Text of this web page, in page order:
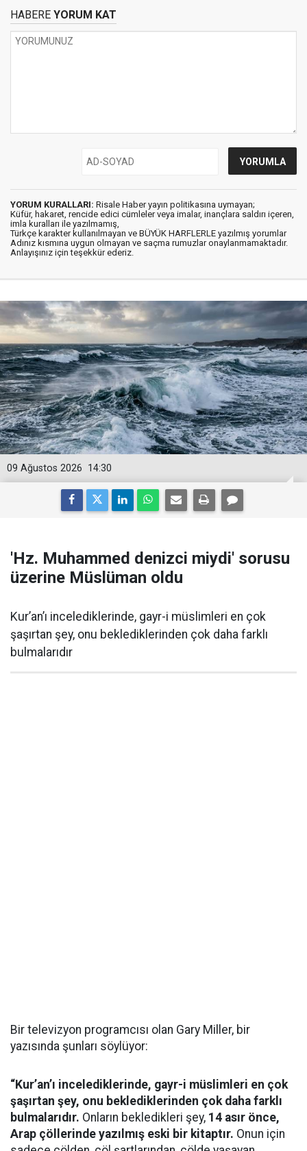
HABERE YORUM KAT
YORUM KURALLARI: Risale Haber yayın politikasına uymayan;
Küfür, hakaret, rencide edici cümleler veya imalar, inançlara saldırı içeren,
imla kuralları ile yazılmamış,
Türkçe karakter kullanılmayan ve BÜYÜK HARFLERLE yazılmış yorumlar
Adınız kısmına uygun olmayan ve saçma rumuzlar onaylanmamaktadır.
Anlayışınız için teşekkür ederiz.
14:30
09 Ağustos 2026
'Hz. Muhammed denizci miydi' sorusu
üzerine Müslüman oldu
Kur’an’ı incelediklerinde, gayr-i müslimleri en çok
şaşırtan şey, onu beklediklerinden çok daha farklı
bulmalarıdır
Bir televizyon programcısı olan Gary Miller, bir
yazısında şunları söylüyor:
“Kur’an’ı incelediklerinde, gayr-i müslimleri en çok
şaşırtan şey, onu beklediklerinden çok daha farklı
bulmalarıdır. Onların bekledikleri şey, 14 asır önce,
Arap çöllerinde yazılmış eski bir kitaptır. Onun için